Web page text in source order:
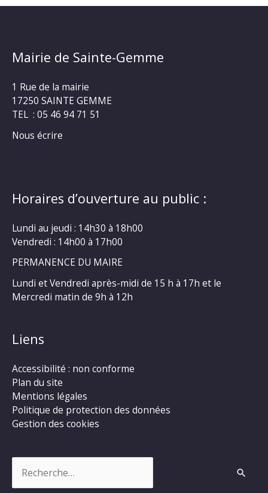
Mairie de Sainte-Gemme
1 Rue de la mairie
17250 SAINTE GEMME
TEL : 05 46 94 71 51
Nous écrire
Horaires d’ouverture au public :
Lundi au jeudi : 14h30 à 18h00
Vendredi : 14h00 à 17h00
PERMANENCE DU MAIRE
Lundi et Vendredi après-midi de 15 h à 17h et le
Mercredi matin de 9h à 12h
Liens
Accessibilité : non conforme
Plan du site
Mentions légales
Politique de protection des données
Gestion des cookies